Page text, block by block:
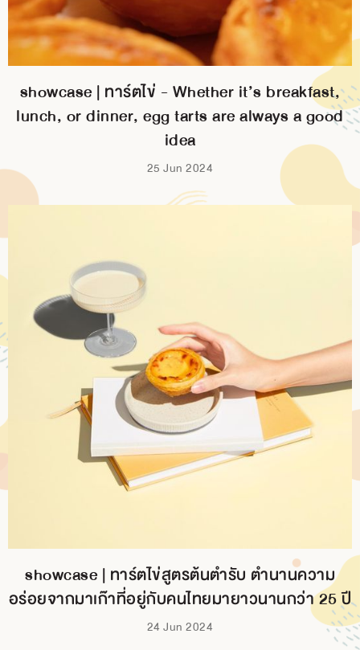
showcase | ทาร์ตไข่ - Whether it’s breakfast,
lunch, or dinner, egg tarts are always a good
idea
25 Jun 2024
showcase | ทาร์ตไข่สูตรต้นตำรับ ตำนานความ
อร่อยจากมาเก๊าที่อยู่กับคนไทยมายาวนานกว่า 25 ปี
24 Jun 2024